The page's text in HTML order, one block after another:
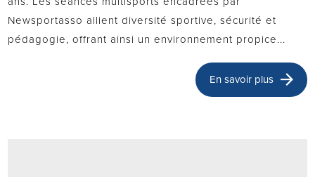
Newsportasso allient diversité sportive, sécurité et
pédagogie, offrant ainsi un environnement propice...
En savoir plus